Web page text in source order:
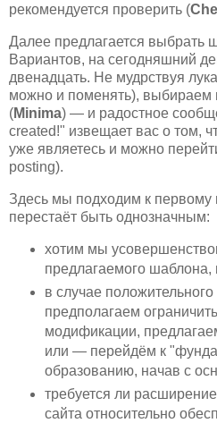
рекомендуется проверить (
Далее предлагается выбрать
Вариантов, на сегодняшний
двенадцать. Не мудрствуя
можно и поменять),
(Minima) — и радостное
created!" извещает вас о том,
уже являетесь и можно
posting).
Здесь мы подходим к первому
перестаёт быть однозначным:
хотим мы
предлагаемого
в случае положительного
предполагаем
модификации,
или — перейдём к
образованию, начав с
требуется ли
сайта относительно